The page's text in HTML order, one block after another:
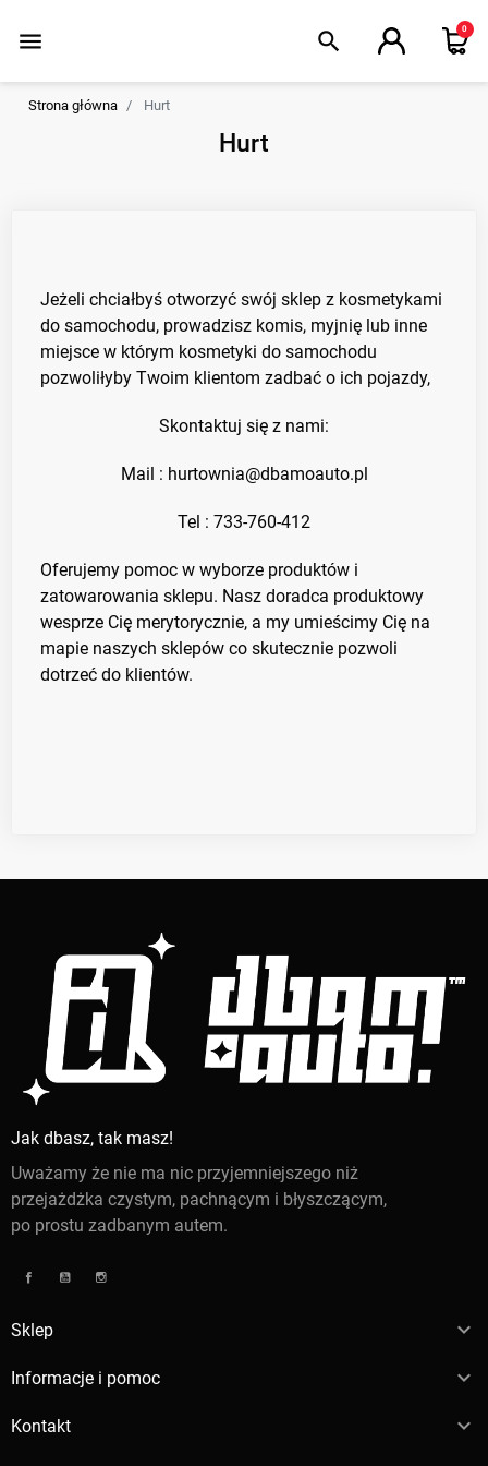
menu search 0
Strona główna Hurt
Hurt
Jeżeli chciałbyś otworzyć swój sklep z kosmetykami
do samochodu, prowadzisz komis, myjnię lub inne
miejsce w którym kosmetyki do samochodu
pozwoliłyby Twoim klientom zadbać o ich pojazdy,
Skontaktuj się z nami:
Mail : hurtownia@dbamoauto.pl
Tel : 733-760-412
Oferujemy pomoc w wyborze produktów i
zatowarowania sklepu. Nasz doradca produktowy
wesprze Cię merytorycznie, a my umieścimy Cię na
mapie naszych sklepów co skutecznie pozwoli
dotrzeć do klientów.
Jak dbasz, tak masz!
Uważamy że nie ma nic przyjemniejszego niż
przejażdżka czystym, pachnącym i błyszczącym,
po prostu zadbanym autem.
Sklep 
Informacje i pomoc 
Kontakt 